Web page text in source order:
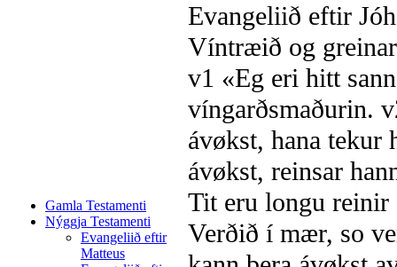
Gamla Testamenti
Nýggja Testamenti
Evangeliið eftir
Matteus
Evangeliið eftir
Víntræið og
v1 «Eg eri hitt
víngarðsmaðurin.
ávøkst, hana tekur
ávøkst, reinsar
Tit eru longu
Verðið í mær, so